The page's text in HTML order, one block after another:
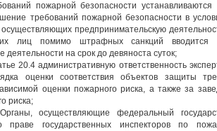
пожарной безопасности
требований пожарной безопасности в
предпринимательскую
лиц помимо штрафных санкций вводится
деятельности на срок до девяноста суток;
20.4 административную ответственность
оценки соответствия объектов защиты
оценки пожарного риска, а также за
риска;
осуществляющие федеральный
праве государственных инспекторов по